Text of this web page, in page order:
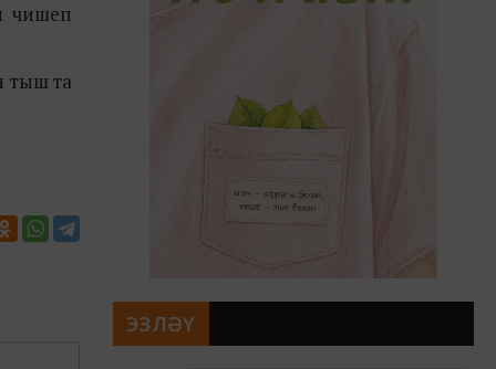
чишеп
тыш та
ЭЗЛӘҮ